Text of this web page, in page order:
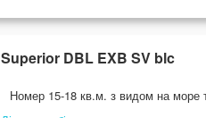
Superior DBL EXB SV blc
Номер 15-18 кв.м. з видом на море